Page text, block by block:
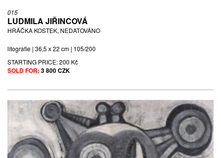
015
LUDMILA JIŘINCOVÁ
HRÁČKA KOSTEK, NEDATOVÁNO
litografie | 36,5 x 22 cm | 105/200
STARTING PRICE:200 Kč
SOLD FOR: 3 800 CZK